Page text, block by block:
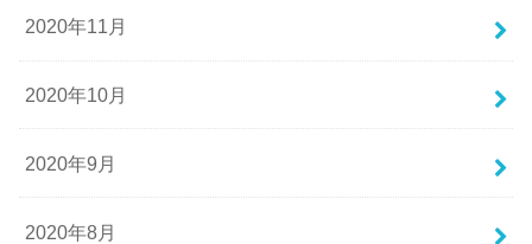
2020年11月
2020年10月
2020年9月
2020年8月